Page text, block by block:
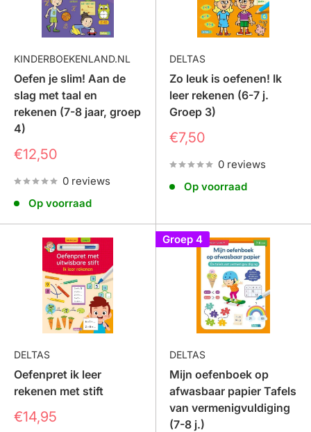
KINDERBOEKENLAND.NL
Oefen je slim! Aan de
slag met taal en
rekenen (7-8 jaar, groep
4)
Prijs
€12,50
0 reviews
Op voorraad
DELTAS
Zo leuk is oefenen! Ik
leer rekenen (6-7 j.
Groep 3)
Prijs
€7,50
0 reviews
Op voorraad
DELTAS
Oefenpret ik leer
rekenen met stift
Prijs
€14,95
Groep 4
DELTAS
Mijn oefenboek op
afwasbaar papier Tafels
van vermenigvuldiging
(7-8 j.)